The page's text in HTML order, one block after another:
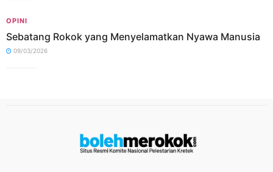
OPINI
Sebatang Rokok yang Menyelamatkan Nyawa Manusia
09/03/2026